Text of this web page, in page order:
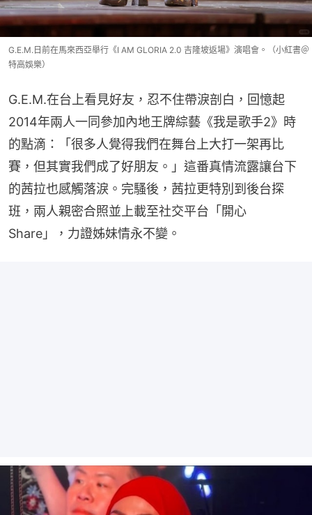
G.E.M.日前在馬來西亞舉行《I AM GLORIA 2.0 吉隆坡返場》演唱會。（小紅書＠
特高娛樂）
G.E.M.在台上看見好友，忍不住帶淚剖白，回憶起
2014年兩人一同參加內地王牌綜藝《我是歌手2》時
的點滴：「很多人覺得我們在舞台上大打一架再比
賽，但其實我們成了好朋友。」這番真情流露讓台下
的茜拉也感觸落淚。完騷後，茜拉更特別到後台探
班，兩人親密合照並上載至社交平台「開心
Share」，力證姊妹情永不變。